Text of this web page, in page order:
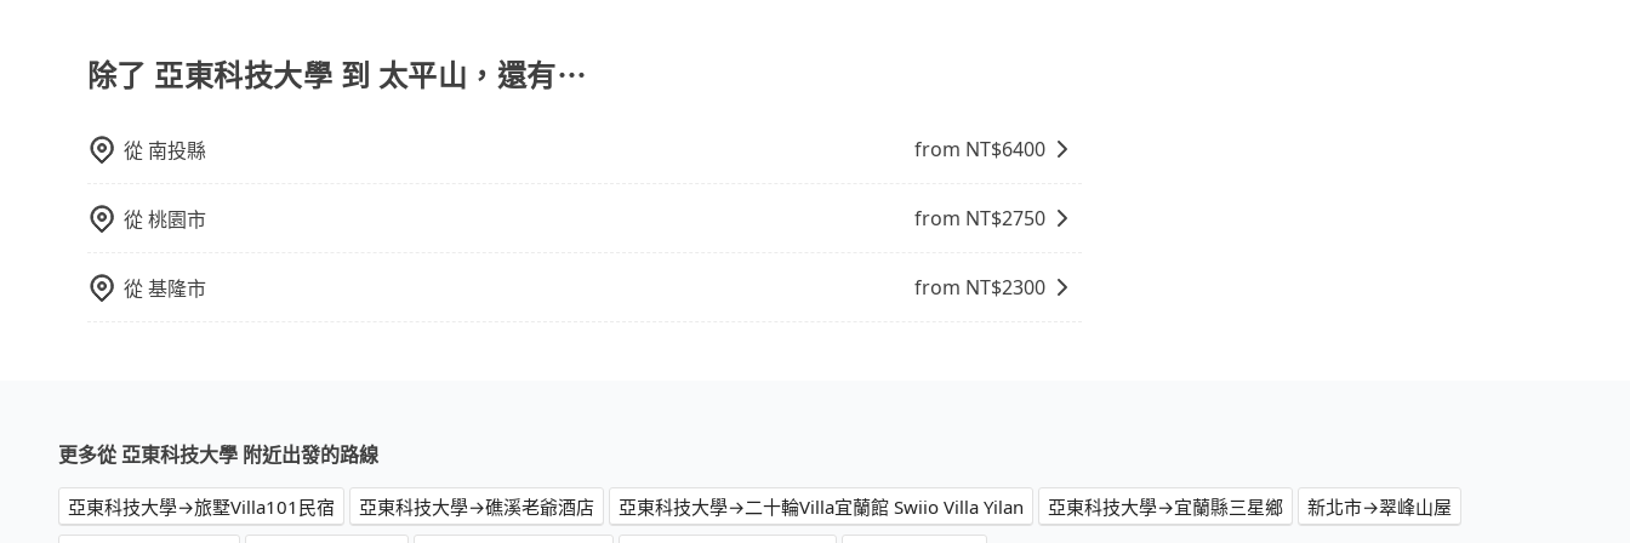
同行，卻無自備或加購兒童座椅。提醒您，為了保護孩童的安全，依道路交通安全規則規定，四歲以下的孩童必
須乘坐兒童座椅。 3) 搭乘寵物友善專車卻沒有裝籠。避免影響行車安全，請您務將寵物置入提籠或提袋內。
除了 亞東科技大學 到 太平山，還有⋯
從 南投縣 from NT$6400
從桃園市 from NT$2750
從基隆市 from NT$2300
更多從 亞東科技大學 附近出發的路線
亞東科技大學→旅墅Villa101民宿 亞東科技大學→礁溪老爺酒店 亞東科技大學→二十輪Villa宜蘭館 Swiio Villa Yilan 亞東科技大學→宜蘭縣三星鄉
新北市→翠峰山屋